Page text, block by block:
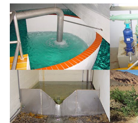
Gestion de